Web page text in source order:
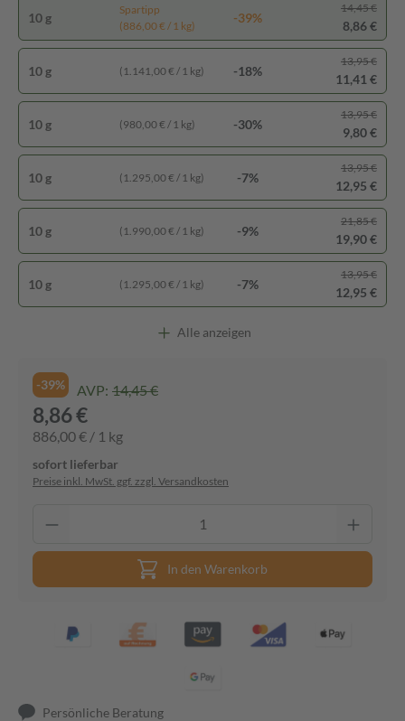
10 g (1.141,00 € / 1 kg) -18%
13,95 €
11,41 €
10 g
Spartipp
(886,00 € / 1 kg)
-39%
14,45 €
8,86 €
10 g (980,00 € / 1 kg) -30%
13,95 €
9,80 €
10 g (1.295,00 € / 1 kg) -7%
13,95 €
12,95 €
10 g (1.990,00 € / 1 kg) -9%
21,85 €
19,90 €
10 g (1.295,00 € / 1 kg) -7%
13,95 €
12,95 €
Alle anzeigen
-39% AVP: 14,45 €
8,86 €
886,00 € / 1 kg
sofort lieferbar
Preise inkl. MwSt. ggf. zzgl. Versandkosten
In den Warenkorb
Persönliche Beratung